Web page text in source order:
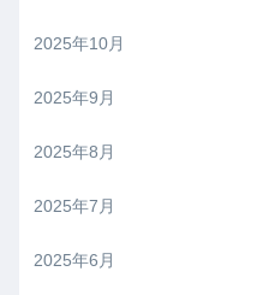
2025年10月
2025年9月
2025年8月
2025年7月
2025年6月